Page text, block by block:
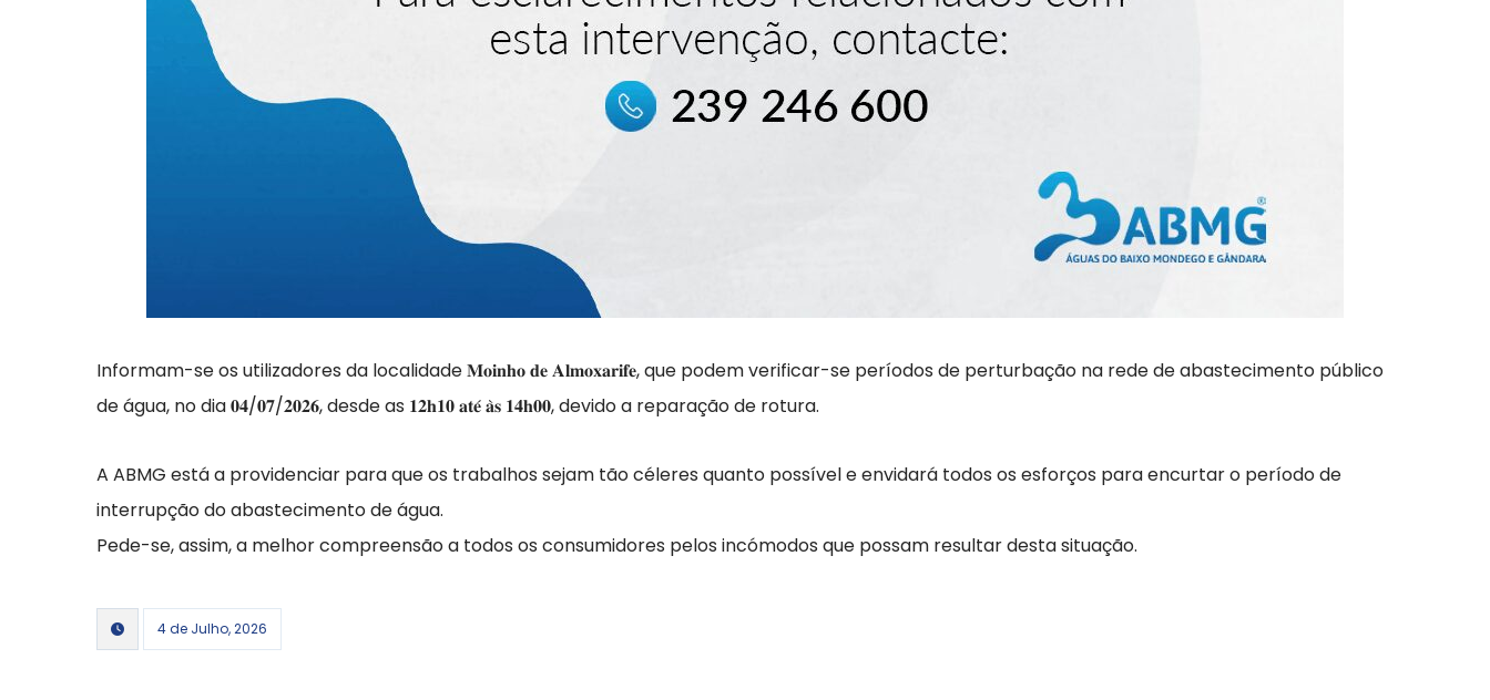
Informam-se os utilizadores da localidade 𝐌𝐨𝐢𝐧𝐡𝐨 𝐝𝐞 𝐀𝐥𝐦𝐨𝐱𝐚𝐫𝐢𝐟𝐞, que podem verificar-se períodos de perturbação na rede de abastecimento público
de água, no dia 𝟎𝟒/𝟎𝟕/𝟐𝟎𝟐𝟔, desde as 𝟏𝟐𝐡𝟏𝟎 𝐚𝐭𝐞́ 𝐚̀𝐬 𝟏𝟒𝐡𝟎𝟎, devido a reparação de rotura.
A ABMG está a providenciar para que os trabalhos sejam tão céleres quanto possível e envidará todos os esforços para encurtar o período de
interrupção do abastecimento de água.
Pede-se, assim, a melhor compreensão a todos os consumidores pelos incómodos que possam resultar desta situação.
4 de Julho, 2026